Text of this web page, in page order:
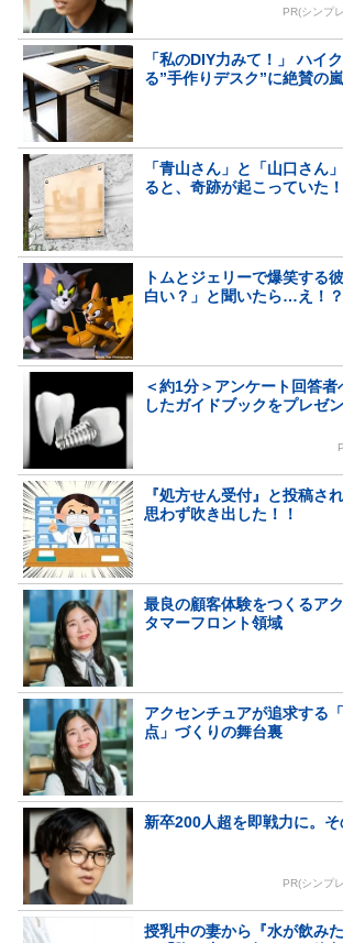
PR(シンプ
「私のDIY力みて！」 ハイ
る”手作りデスク”に絶賛の嵐
「青山さん」と「山口さん
ると、奇跡が起こっていた！
トムとジェリーで爆笑する
白い？」と聞いたら…え！？
＜約1分＞アンケート回答
したガイドブックをプレゼ
『処方せん受付』と投稿さ
思わず吹き出した！！
最良の顧客体験をつくるア
タマーフロント領域
アクセンチュアが追求する
点」づくりの舞台裏
新卒200人超を即戦力に。
PR(シンプ
授乳中の妻から『水が飲み